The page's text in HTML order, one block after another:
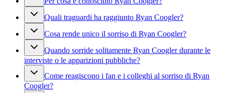
Quali traguardi ha raggiunto Ryan Coogler?
Cosa rende unico il sorriso di Ryan Coogler?
Quando sorride solitamente Ryan Coogler durante le
interviste o le apparizioni pubbliche?
Come reagiscono i fan e i colleghi al sorriso di Ryan
Coogler?